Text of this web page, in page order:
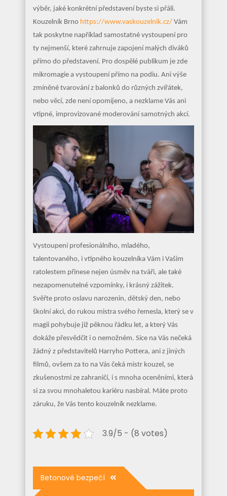
výběr, jaké konkrétní představení byste si přáli.
Kouzelník Brno https://www.vaskouzelnik.cz/ Vám
tak poskytne například samostatné vystoupení pro
ty nejmenší, které zahrnuje zapojení malých diváků
přímo do představení. Pro dospělé publikum je zde
mikromagie a vystoupení přímo na podiu. Ani výše
zmíněné tvarování z balonků do různých zvířátek,
nebo věcí, zde není opomíjeno, a nezklame Vás ani
vtipné, improvizované moderování samotných akcí.
Vystoupení profesionálního, mladého,
talentovaného, i vtipného kouzelníka Vám i Vašim
ratolestem přinese nejen úsměv na tváři, ale také
nezapomenutelné vzpomínky, i krásný zážitek.
Svěřte proto oslavu narozenin, dětský den, nebo
školní akci, do rukou mistra svého řemesla, který se v
magii pohybuje již pěknou řádku let, a který Vás
dokáže přesvědčit i o nemožném. Sice na Vás nečeká
žádný z představitelů Harryho Pottera, ani z jiných
filmů, ovšem za to na Vás čeká mistr kouzel, se
zkušenostmi ze zahraničí, i s mnoha oceněními, která
si za svou mnohaletou kariéru nasbíral. Máte proto
záruku, že Vás tento kouzelník nezklame.
3.9/5 - (8 votes)
Navigace
pro
Betonové bezpečí